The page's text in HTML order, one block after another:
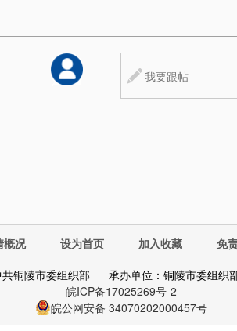
概况 设为首页 加入收藏
免
铜陵市委组织部
承办单位：铜陵市委组织
皖ICP备17025269号-2
皖公网安备 34070202000457号